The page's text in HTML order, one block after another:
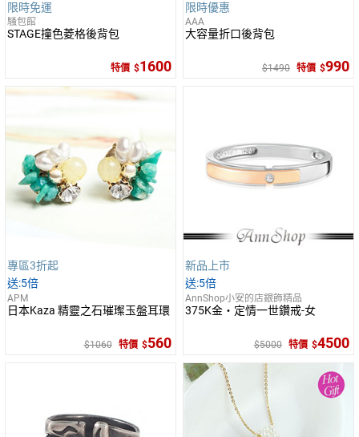
限時免運
騷包館
STAGE撞色菱格後背包
特價 1600
限時優惠
AAA
大容量折口後背包
1490 特價 990
專區3折起
5倍
APM
日本Kaza 精靈之石璀璨玉盤耳環
1060 特價 560
新品上市
5倍
AnnShop小安的店銀飾精品
375K金‧定情一世鑽戒-女
5000 特價 4500